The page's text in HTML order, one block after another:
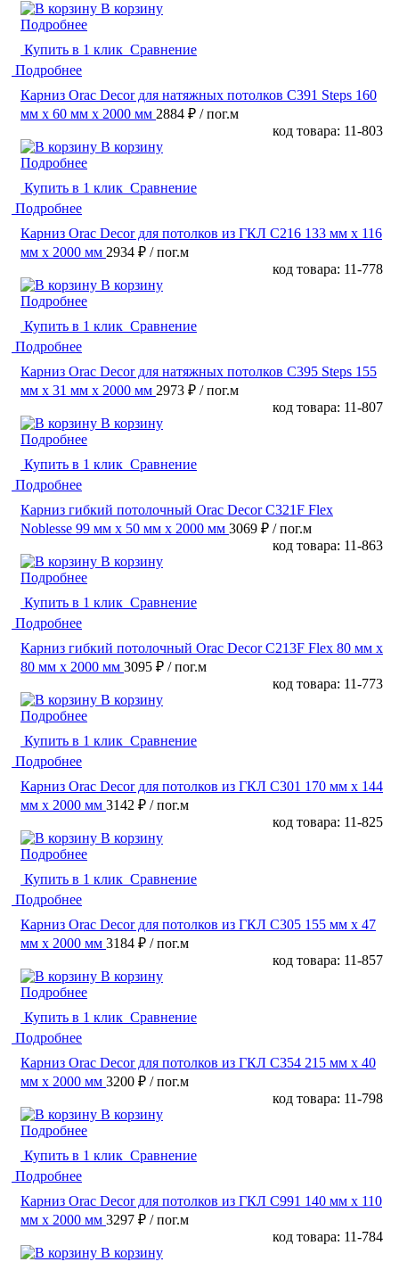
В корзину
Подробнее
Купить в 1 клик Сравнение
Подробнее
Карниз Orac Decor для натяжных потолков C391 Steps 160
мм х 60 мм х 2000 мм 2884 ₽ / пог.м
код товара: 11-803
В корзину
Подробнее
Купить в 1 клик Сравнение
Подробнее
Карниз Orac Decor для потолков из ГКЛ C216 133 мм х 116
мм х 2000 мм 2934 ₽ / пог.м
код товара: 11-778
В корзину
Подробнее
Купить в 1 клик Сравнение
Подробнее
Карниз Orac Decor для натяжных потолков C395 Steps 155
мм х 31 мм х 2000 мм 2973 ₽ / пог.м
код товара: 11-807
В корзину
Подробнее
Купить в 1 клик Сравнение
Подробнее
Карниз гибкий потолочный Orac Decor C321F Flex
Noblesse 99 мм х 50 мм х 2000 мм 3069 ₽ / пог.м
код товара: 11-863
В корзину
Подробнее
Купить в 1 клик Сравнение
Подробнее
Карниз гибкий потолочный Orac Decor C213F Flex 80 мм х
80 мм х 2000 мм 3095 ₽ / пог.м
код товара: 11-773
В корзину
Подробнее
Купить в 1 клик Сравнение
Подробнее
Карниз Orac Decor для потолков из ГКЛ C301 170 мм х 144
мм х 2000 мм 3142 ₽ / пог.м
код товара: 11-825
В корзину
Подробнее
Купить в 1 клик Сравнение
Подробнее
Карниз Orac Decor для потолков из ГКЛ C305 155 мм х 47
мм х 2000 мм 3184 ₽ / пог.м
код товара: 11-857
В корзину
Подробнее
Купить в 1 клик Сравнение
Подробнее
Карниз Orac Decor для потолков из ГКЛ C354 215 мм х 40
мм х 2000 мм 3200 ₽ / пог.м
код товара: 11-798
В корзину
Подробнее
Купить в 1 клик Сравнение
Подробнее
Карниз Orac Decor для потолков из ГКЛ C991 140 мм х 110
мм х 2000 мм 3297 ₽ / пог.м
код товара: 11-784
В корзину